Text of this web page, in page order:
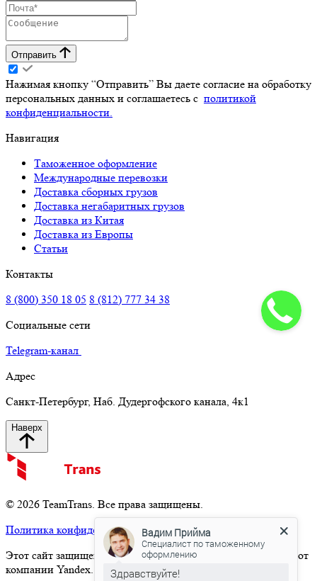
Отправить
Нажимая кнопку “Отправить” Вы даете согласие на обработку
персональных данных и соглашаетесь с политикой
конфиденциальности.
Навигация
Таможенное оформление
Международные перевозки
Доставка сборных грузов
Доставка негабаритных грузов
Доставка из Китая
Доставка из Европы
Статьи
Контакты
8 (800) 350 18 05 8 (812) 777 34 38
Социальные сети
Telegram-канал
Адрес
Санкт-Петербург, Наб. Дудергофского канала, 4к1
Наверх
© 2026 TeamTrans. Все права защищены.
Политика конфиденциальности
Этот сайт защищен от спама сервисом Yandex SmartCaptcha от
компании Yandex.
Политика обработки данных
Вадим Прийма
Специалист по таможенному
оформлению
Здравствуйте!